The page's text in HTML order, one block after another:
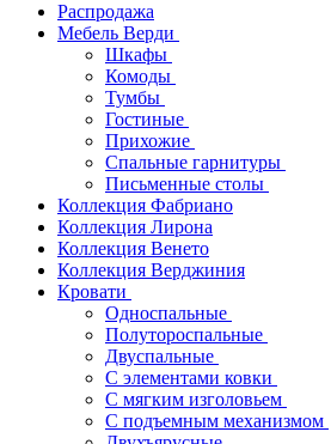
Распродажа
Мебель Верди
Шкафы
Комоды
Тумбы
Гостиные
Прихожие
Спальные гарнитуры
Письменные столы
Коллекция Фабриано
Коллекция Лирона
Коллекция Венето
Коллекция Верджиния
Кровати
Односпальные
Полутороспальные
Двуспальные
С элементами ковки
С мягким изголовьем
С подъемным механизмом